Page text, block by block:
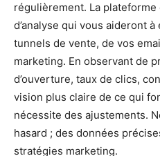
régulièrement. La plateforme
d’analyse qui vous aideront
tunnels de vente, de vos
marketing. En observant de
d’ouverture, taux de clics,
vision plus claire de ce qui
nécessite des ajustements.
hasard ; des données
stratégies marketing.